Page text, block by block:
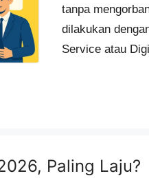
tanpa
dilakukan
Service atau
Paling Laju?